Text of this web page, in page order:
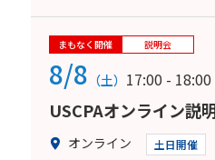
まもなく開催 説明会
8/8 （土） 17:00 - 18:00
USCPAオンライン説
オンライン 土日開催